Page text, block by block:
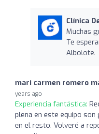
Clínica
Muchas
Te
Albolote.
mari carmen romero
years ago
Experiencia fantástica:
plena en este equipo
en el resto. Volveré a